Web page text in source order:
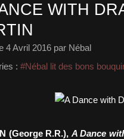
WITH
4 Avril 2016 par Nébal
: #Nébal lit des bons
(George R.R.), A Dance